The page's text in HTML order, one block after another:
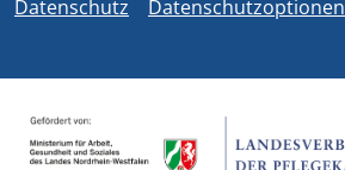
Datenschutz Datenschutzoptionen